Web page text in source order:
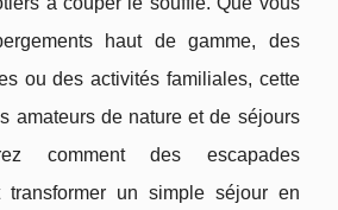
haut de gamme, des
ou des activités familiales, cette
amateurs de nature et de séjours
comment des escapades
transformer un simple séjour en